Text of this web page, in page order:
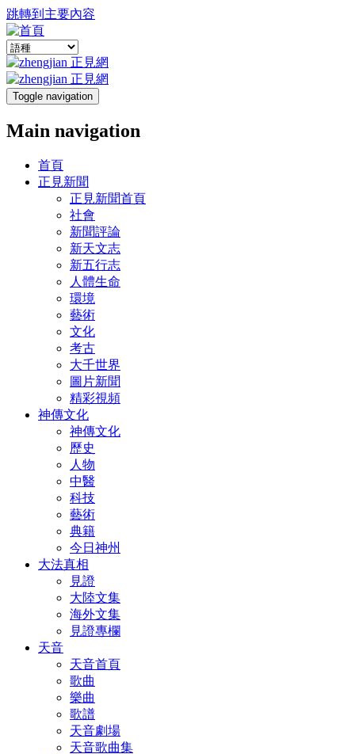
跳轉到主要內容
Toggle navigation
Main navigation
首頁
正見新聞
正見新聞首頁
社會
新聞評論
新天文志
新五行志
人體生命
環境
藝術
文化
考古
大千世界
圖片新聞
精彩視頻
神傳文化
神傳文化
歷史
人物
中醫
科技
藝術
典籍
今日神州
大法真相
見證
大陸文集
海外文集
見證專欄
天音
天音首頁
歌曲
樂曲
歌譜
天音劇場
天音歌曲集